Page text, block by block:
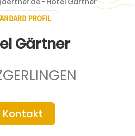
PROFIL
Gärtner
Kontakt